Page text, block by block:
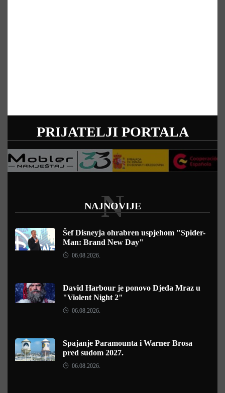
PRIJATELJI PORTALA
NAJNOVIJE
N
Šef Disneyja ohrabren uspjehom "Spider-
Man: Brand New Day"
06.08.2026.
David Harbour je ponovo Djeda Mraz u
"Violent Night 2"
06.08.2026.
Spajanje Paramounta i Warner Brosa
pred sudom 2027.
06.08.2026.